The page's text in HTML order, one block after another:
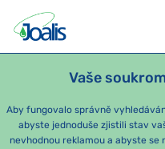
Vaše
Aby fungovalo správně
abyste jednoduše zjistili stav
nevhodnou reklamou a abyste
PRODUKTY PODLE OBTÍŽÍ
Momentálně nejoblíbenější